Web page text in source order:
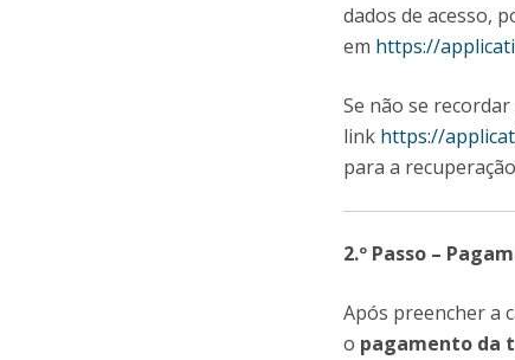
dados de acesso,
em https://
Se não se recordar
link https://
para a
2.º Passo –
Após preencher a
o pagamento da